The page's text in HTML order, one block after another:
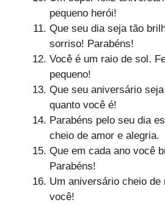
pequeno herói!
Que seu dia seja tão
sorriso! Parabéns!
Você é um raio de sol.
pequeno!
Que seu aniversário
quanto você é!
Parabéns pelo seu dia
cheio de amor e alegria.
Que em cada ano você
Parabéns!
Um aniversário cheio
você!